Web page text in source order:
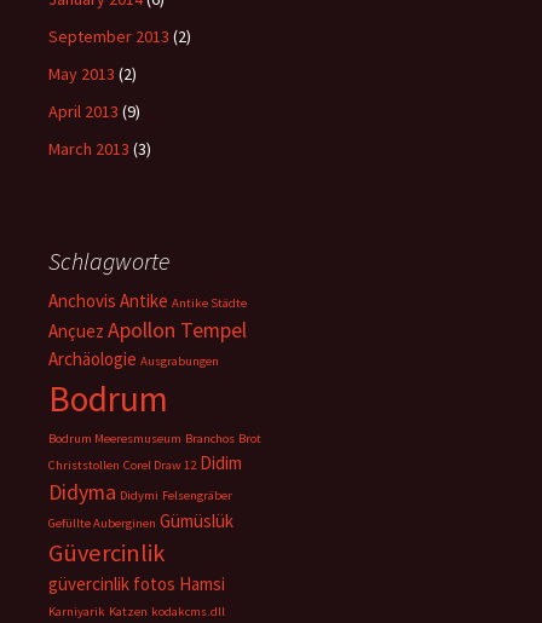
September 2013 (2)
May 2013 (2)
April 2013 (9)
March 2013 (3)
Schlagworte
Anchovis Antike Antike Städte
Ançuez Apollon Tempel
Archäologie Ausgrabungen
Bodrum
Bodrum Meeresmuseum Branchos Brot
Christstollen Corel Draw 12 Didim
Didyma Didymi Felsengräber
Gefüllte Auberginen Gümüslük
Güvercinlik
güvercinlik fotos Hamsi
Karniyarik Katzen kodakcms.dll